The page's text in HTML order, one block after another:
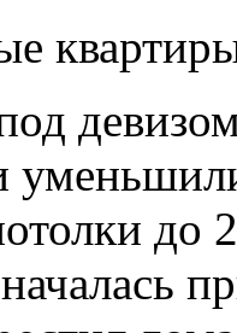
до